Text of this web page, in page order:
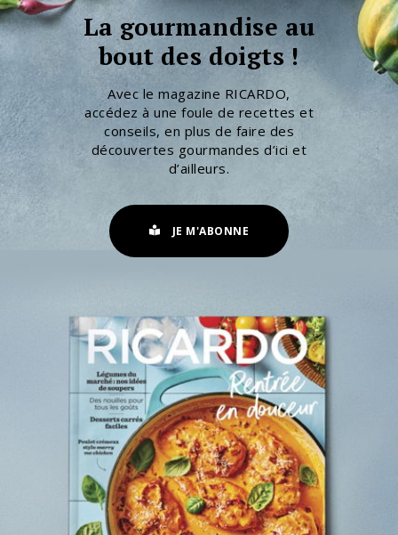
La gourmandise au
bout des doigts !
Avec le magazine RICARDO,
accédez à une foule de recettes et
conseils, en plus de faire des
découvertes gourmandes d’ici et
d’ailleurs.
JE M'ABONNE